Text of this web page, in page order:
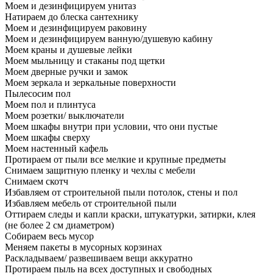
Моем и дезинфицируем унитаз
Натираем до блеска сантехнику
Моем и дезинфицируем раковину
Моем и дезинфицируем ванную/душевую кабину
Моем краны и душевые лейки
Моем мыльницу и стаканы под щетки
Моем дверные ручки и замок
Моем зеркала и зеркальные поверхности
Пылесосим пол
Моем пол и плинтуса
Моем розетки/ выключатели
Моем шкафы внутри при условии, что они пустые
Моем шкафы сверху
Моем настенный кафель
Протираем от пыли все мелкие и крупные предметы
Снимаем защитную пленку и чехлы с мебели
Снимаем скотч
Избавляем от строительной пыли потолок, стены и пол
Избавляем мебель от строительной пыли
Оттираем следы и капли краски, штукатурки, затирки, клея
(не более 2 см диаметром)
Собираем весь мусор
Меняем пакеты в мусорных корзинах
Раскладываем/ развешиваем вещи аккуратно
Протираем пыль на всех доступных и свободных